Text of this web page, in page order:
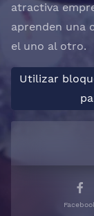
atractiva
aprenden una
el uno al otro.
Utilizar